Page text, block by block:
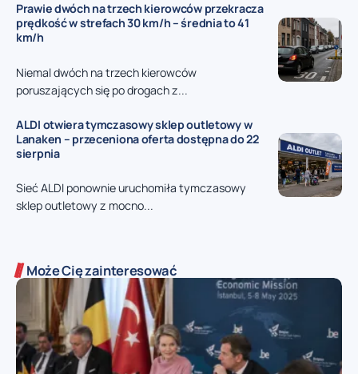
Prawie dwóch na trzech kierowców przekracza
prędkość w strefach 30 km/h – średnia to 41
km/h
Niemal dwóch na trzech kierowców
poruszających się po drogach z...
ALDI otwiera tymczasowy sklep outletowy w
Lanaken – przeceniona oferta dostępna do 22
sierpnia
Sieć ALDI ponownie uruchomiła tymczasowy
sklep outletowy z mocno...
Może Cię zainteresować